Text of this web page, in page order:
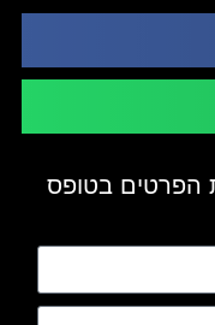
הפרטים בטופס